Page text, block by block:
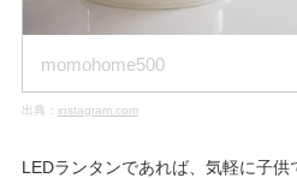
momohome500
出典： instagram.com
LEDランタンであれば、気軽に子